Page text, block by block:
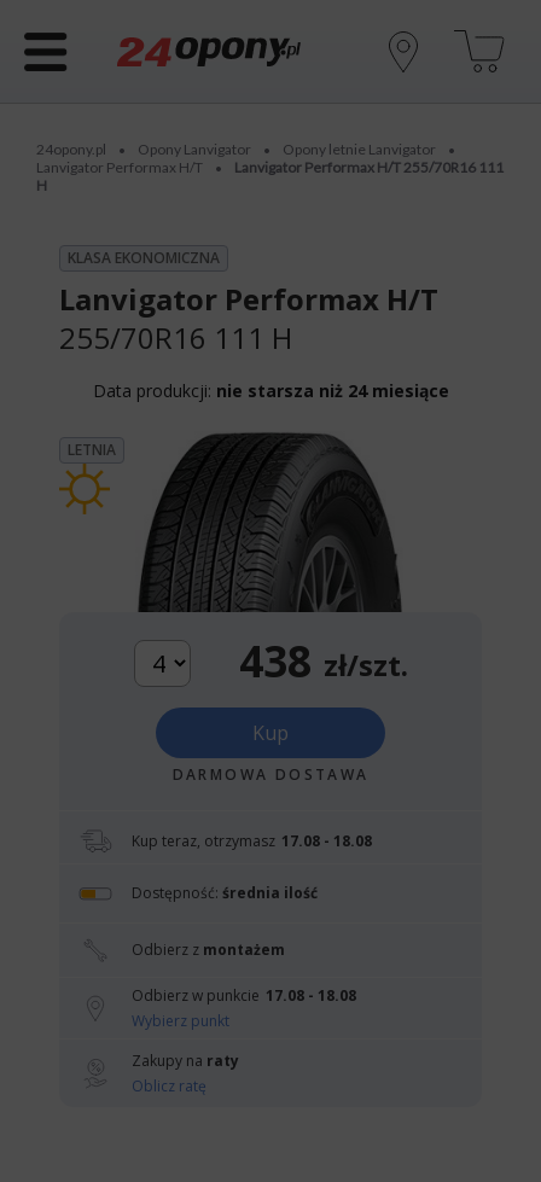
24opony.pl • Opony Lanvigator • Opony letnie Lanvigator •
Lanvigator Performax H/T •
Lanvigator Performax H/T 255/70R16 111
H
KLASA EKONOMICZNA
Lanvigator Performax H/T
255/70R16 111 H
Data produkcji: nie starsza niż 24 miesiące
LETNIA
438 zł/szt.
Kup
DARMOWA DOSTAWA
Kup teraz, otrzymasz 17.08 - 18.08
Dostępność: średnia ilość
Odbierz z montażem
Odbierz w punkcie 17.08 - 18.08
Wybierz punkt
Zakupy na raty
Oblicz ratę